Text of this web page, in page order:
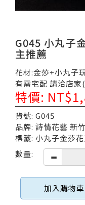
G045 小丸子
主推薦
花材:金莎+小丸子
有需宅配 請洽店家
特價:
貨號: G045
品牌: 詩情花藝 新
標籤: 小丸子金莎花
數量:
加入購物車